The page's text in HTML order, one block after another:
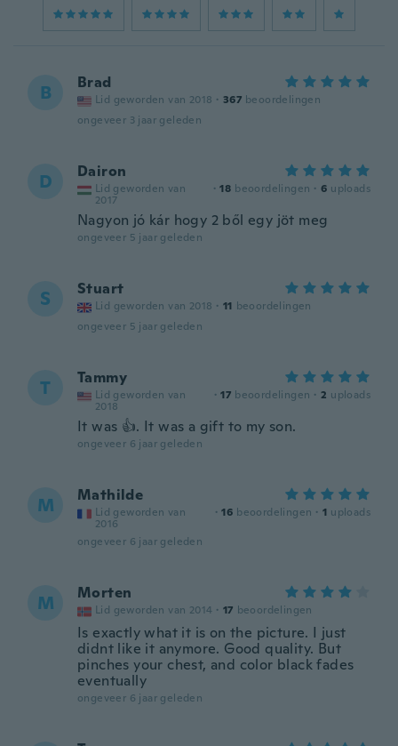
B Brad
Lid geworden van 2018 · 367 beoordelingen
ongeveer 3 jaar geleden
D Dairon
Lid geworden van
2017
· 18 beoordelingen · 6 uploads
Nagyon jó kár hogy 2 ből egy jöt meg
ongeveer 5 jaar geleden
S Stuart
Lid geworden van 2018 · 11 beoordelingen
ongeveer 5 jaar geleden
T Tammy
Lid geworden van
2018
· 17 beoordelingen · 2 uploads
It was 👍. It was a gift to my son.
ongeveer 6 jaar geleden
M Mathilde
Lid geworden van
2016
· 16 beoordelingen · 1 uploads
ongeveer 6 jaar geleden
M Morten
Lid geworden van 2014 · 17 beoordelingen
Is exactly what it is on the picture. I just
didnt like it anymore. Good quality. But
pinches your chest, and color black fades
eventually
ongeveer 6 jaar geleden